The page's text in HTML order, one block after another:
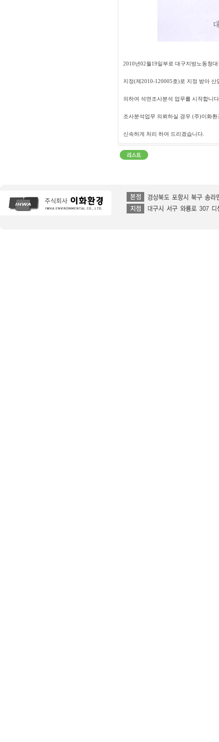
2010년02월19일부로 대구지방노동청
지정(제2010-120005호)로 지정 받아
의하여 석면조사분석 업무를 시작합니
조사분석업무 의뢰하실 경우 (주)이화
신속하게 처리 하여 드리겠습니다.